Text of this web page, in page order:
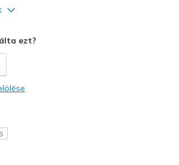
Feels too narrow
ezt?
5